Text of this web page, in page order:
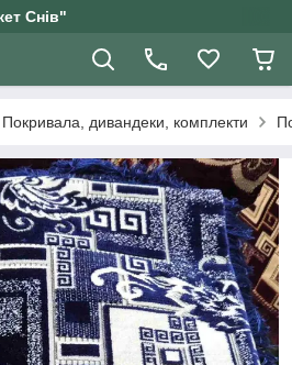
Снів"
Покривала, дивандеки, комплекти